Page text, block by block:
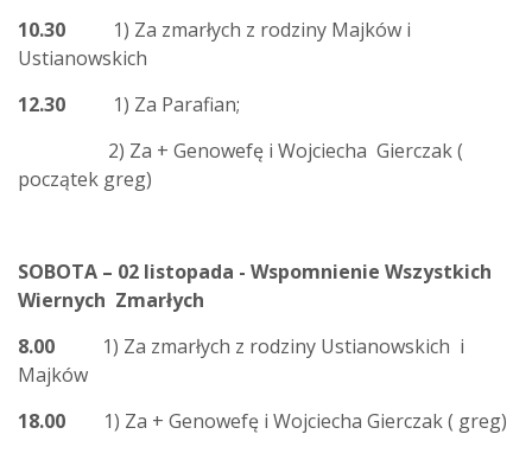
10.30 1) Za zmarłych z rodziny Majków i
Ustianowskich
12.30
1) Za Parafian;
2) Za + Genowefę i Wojciecha Gierczak (
początek greg)
SOBOTA – 02 listopada - Wspomnienie Wszystkich
Wiernych Zmarłych
8.00
1) Za zmarłych z rodziny Ustianowskich i
Majków
18.00 1) Za + Genowefę i Wojciecha Gierczak ( greg)